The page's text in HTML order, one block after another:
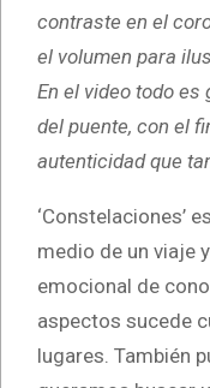
contraste en el
el volumen para
En el video todo es
del puente, con el
autenticidad que
‘Constelaciones’
medio de un viaje
emocional de
aspectos sucede
lugares. También